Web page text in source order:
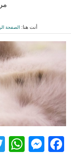
أنت هنا: الصفحة